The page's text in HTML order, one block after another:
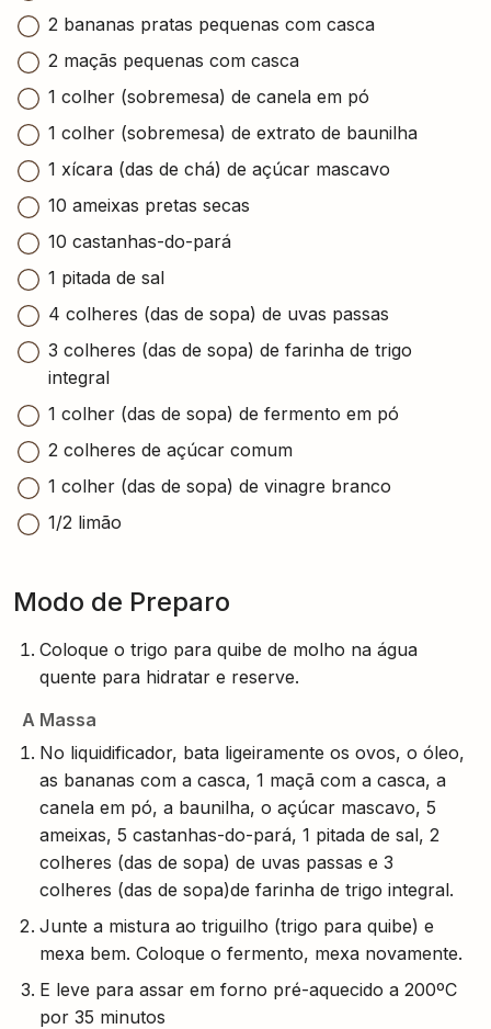
2 bananas pratas pequenas com casca
2 maçãs pequenas com casca
1 colher (sobremesa) de canela em pó
1 colher (sobremesa) de extrato de baunilha
1 xícara (das de chá) de açúcar mascavo
10 ameixas pretas secas
10 castanhas-do-pará
1 pitada de sal
4 colheres (das de sopa) de uvas passas
3 colheres (das de sopa) de farinha de trigo
integral
1 colher (das de sopa) de fermento em pó
2 colheres de açúcar comum
1 colher (das de sopa) de vinagre branco
1/2 limão
Modo de Preparo
Coloque o trigo para quibe de molho na água
quente para hidratar e reserve.
A Massa
No liquidificador, bata ligeiramente os ovos, o óleo,
as bananas com a casca, 1 maçã com a casca, a
canela em pó, a baunilha, o açúcar mascavo, 5
ameixas, 5 castanhas-do-pará, 1 pitada de sal, 2
colheres (das de sopa) de uvas passas e 3
colheres (das de sopa)de farinha de trigo integral.
Junte a mistura ao triguilho (trigo para quibe) e
mexa bem. Coloque o fermento, mexa novamente.
E leve para assar em forno pré-aquecido a 200ºC
por 35 minutos